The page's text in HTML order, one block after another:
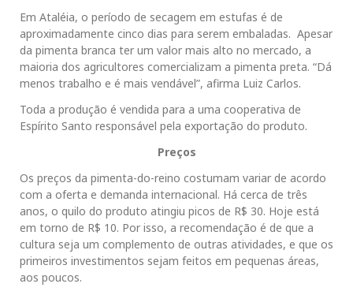
Em Ataléia, o período de secagem em estufas é de
aproximadamente cinco dias para serem embaladas. Apesar
da pimenta branca ter um valor mais alto no mercado, a
maioria dos agricultores comercializam a pimenta preta. “Dá
menos trabalho e é mais vendável”, afirma Luiz Carlos.
Toda a produção é vendida para a uma cooperativa de
Espírito Santo responsável pela exportação do produto.
Preços
Os preços da pimenta-do-reino costumam variar de acordo
com a oferta e demanda internacional. Há cerca de três
anos, o quilo do produto atingiu picos de R$ 30. Hoje está
em torno de R$ 10. Por isso, a recomendação é de que a
cultura seja um complemento de outras atividades, e que os
primeiros investimentos sejam feitos em pequenas áreas,
aos poucos.